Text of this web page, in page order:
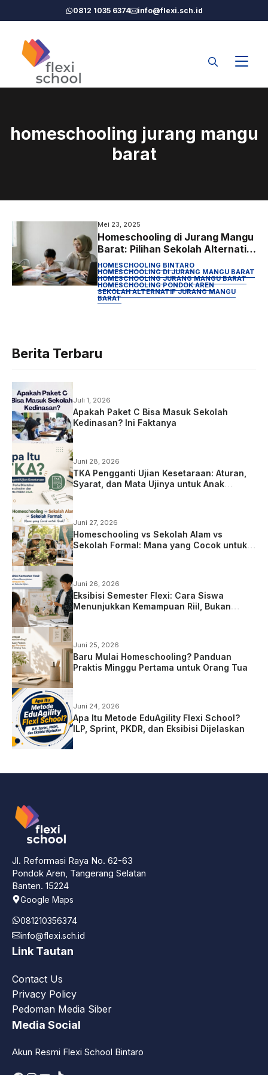
ke
0812 1035 6374 info@flexi.sch.id
homeschooling jurang mangu
barat
Mei 23, 2025
Homeschooling di Jurang Mangu
Barat: Pilihan Sekolah Alternatif
di Tangsel untuk Anak di
Lingkungan Urban Padat
HOMESCHOOLING BINTARO
HOMESCHOOLING DI JURANG MANGU BARAT
HOMESCHOOLING JURANG MANGU BARAT
HOMESCHOOLING PONDOK AREN
SEKOLAH ALTERNATIF JURANG MANGU
BARAT
Berita Terbaru
Juli 1, 2026
Apakah Paket C Bisa Masuk Sekolah
Kedinasan? Ini Faktanya
Juni 28, 2026
TKA Pengganti Ujian Kesetaraan: Aturan,
Syarat, dan Mata Ujinya untuk Anak
Juni 27, 2026
Homeschooling vs Sekolah Alam vs
Sekolah Formal: Mana yang Cocok untuk
Juni 26, 2026
Eksibisi Semester Flexi: Cara Siswa
Menunjukkan Kemampuan Riil, Bukan
Juni 25, 2026
Baru Mulai Homeschooling? Panduan
Praktis Minggu Pertama untuk Orang Tua
Juni 24, 2026
Apa Itu Metode EduAgility Flexi School?
ILP, Sprint, PKDR, dan Eksibisi Dijelaskan
Jl. Reformasi Raya No. 62-63
Pondok Aren, Tangerang Selatan
Banten. 15224
Google Maps
081210356374
info@flexi.sch.id
Link Tautan
Contact Us
Privacy Policy
Pedoman Media Siber
Media Social
Akun Resmi Flexi School Bintaro